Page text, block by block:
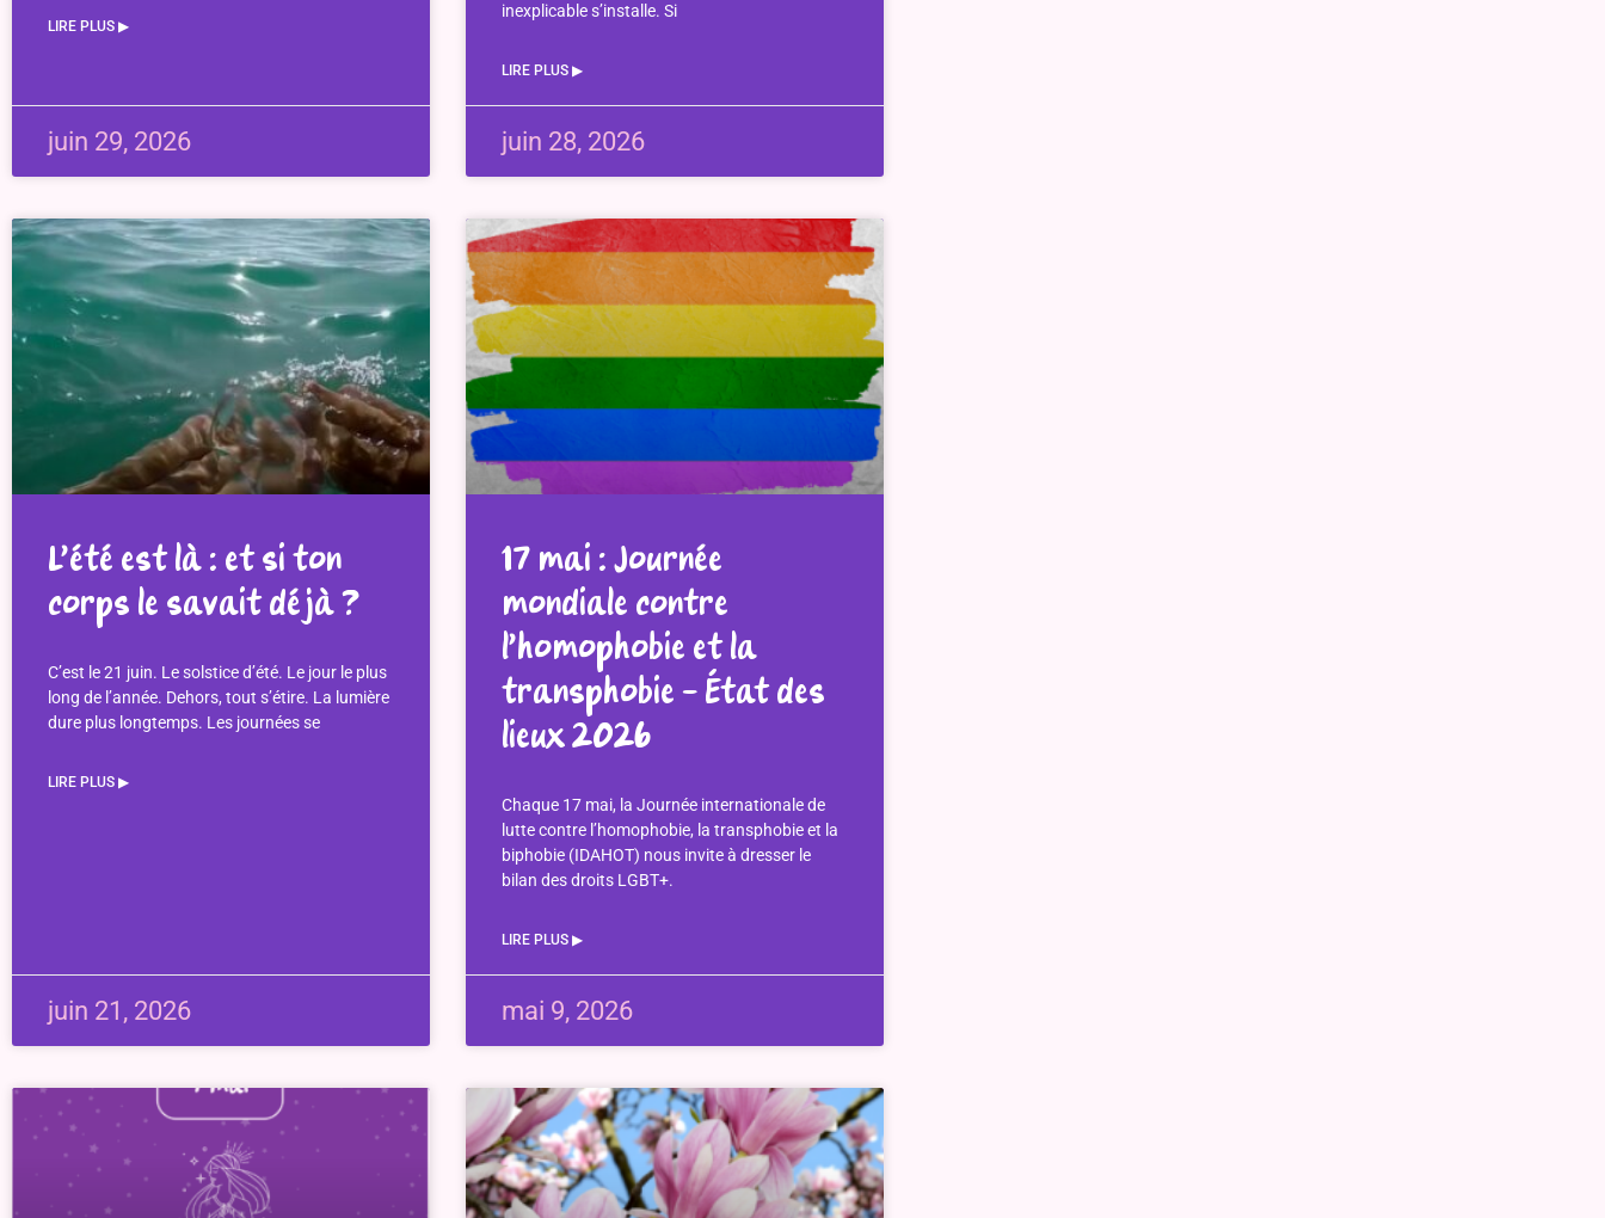
LIRE PLUS ▶︎
juin 29, 2026
inexplicable s’installe. Si
LIRE PLUS ▶︎
juin 28, 2026
L’été est là : et si ton
corps le savait déjà ?
C’est le 21 juin. Le solstice d’été. Le jour le plus
long de l’année. Dehors, tout s’étire. La lumière
dure plus longtemps. Les journées se
LIRE PLUS ▶︎
juin 21, 2026
17 mai : Journée
mondiale contre
l’homophobie et la
transphobie – État des
lieux 2026
Chaque 17 mai, la Journée internationale de
lutte contre l’homophobie, la transphobie et la
biphobie (IDAHOT) nous invite à dresser le
bilan des droits LGBT+.
LIRE PLUS ▶︎
mai 9, 2026